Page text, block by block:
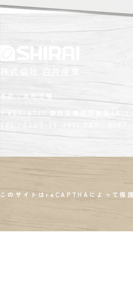
本社・本社工場
〒427-8711 静岡県島田市御請45-1
このサイトはreCAPTHAによって保